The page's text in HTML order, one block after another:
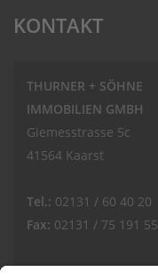
KONTAKT
THURNER + SÖHNE
IMMOBILIEN GMBH
Giemesstrasse 5c
41564 Kaarst
Tel.: 02131 / 60 40 20
Fax: 02131 / 75 191 55
E-Mail: